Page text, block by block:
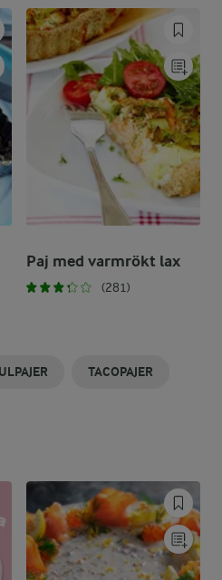
Paj med varmrökt lax
(281)
TACOPAJER